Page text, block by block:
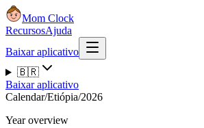
Mom Clock
RecursosAjuda
Baixar aplicativo
🇧🇷
Baixar aplicativo
Calendar/Etiópia/2026
Year overview